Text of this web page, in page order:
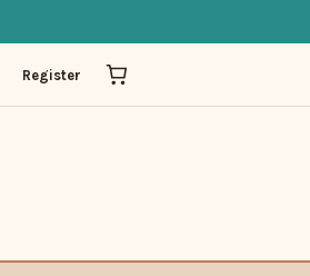
Register